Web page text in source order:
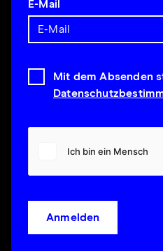
E-Mail
Mit dem Absenden
Anmelden